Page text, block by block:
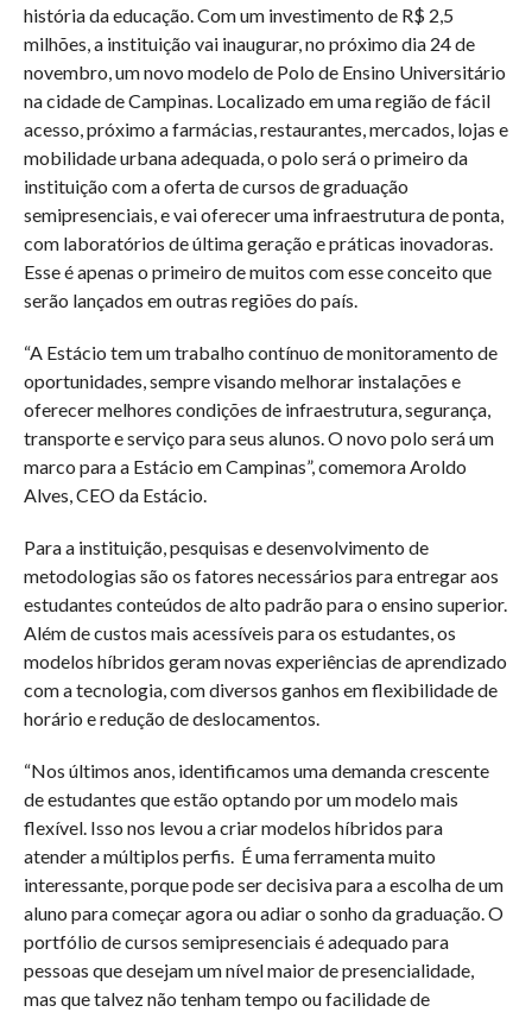
história da educação. Com um investimento de R$ 2,5
milhões, a instituição vai inaugurar, no próximo dia 24 de
novembro, um novo modelo de Polo de Ensino Universitário
na cidade de Campinas. Localizado em uma região de fácil
acesso, próximo a farmácias, restaurantes, mercados, lojas e
mobilidade urbana adequada, o polo será o primeiro da
instituição com a oferta de cursos de graduação
semipresenciais, e vai oferecer uma infraestrutura de ponta,
com laboratórios de última geração e práticas inovadoras.
Esse é apenas o primeiro de muitos com esse conceito que
serão lançados em outras regiões do país.
“A Estácio tem um trabalho contínuo de monitoramento de
oportunidades, sempre visando melhorar instalações e
oferecer melhores condições de infraestrutura, segurança,
transporte e serviço para seus alunos. O novo polo será um
marco para a Estácio em Campinas”, comemora Aroldo
Alves, CEO da Estácio.
Para a instituição, pesquisas e desenvolvimento de
metodologias são os fatores necessários para entregar aos
estudantes conteúdos de alto padrão para o ensino superior.
Além de custos mais acessíveis para os estudantes, os
modelos híbridos geram novas experiências de aprendizado
com a tecnologia, com diversos ganhos em flexibilidade de
horário e redução de deslocamentos.
“Nos últimos anos, identificamos uma demanda crescente
de estudantes que estão optando por um modelo mais
flexível. Isso nos levou a criar modelos híbridos para
atender a múltiplos perfis. É uma ferramenta muito
interessante, porque pode ser decisiva para a escolha de um
aluno para começar agora ou adiar o sonho da graduação. O
portfólio de cursos semipresenciais é adequado para
pessoas que desejam um nível maior de presencialidade,
mas que talvez não tenham tempo ou facilidade de